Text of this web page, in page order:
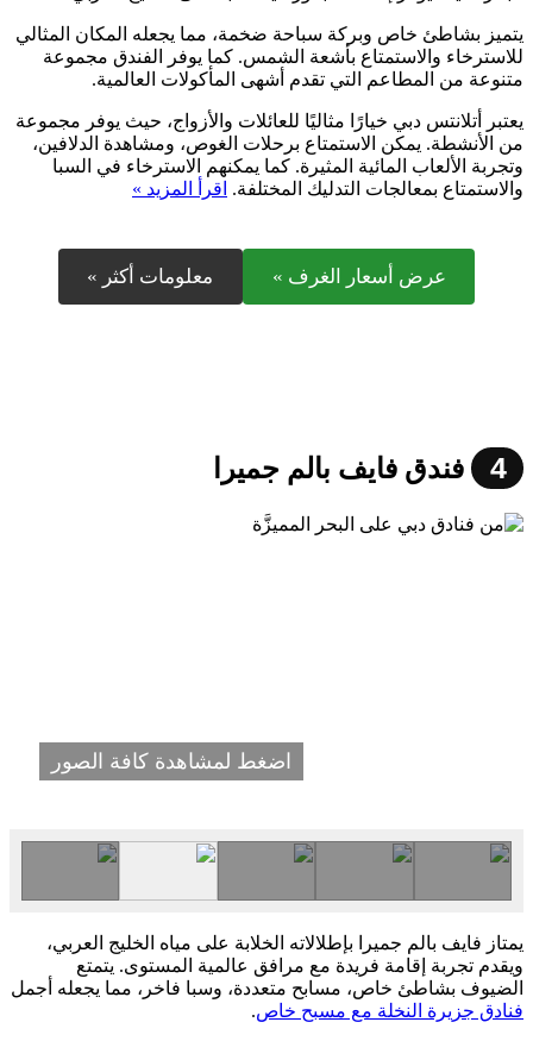
يتميز بشاطئ خاص وبركة سباحة ضخمة، مما يجعله المكان المثالي
للاسترخاء والاستمتاع بأشعة الشمس. كما يوفر الفندق مجموعة
متنوعة من المطاعم التي تقدم أشهى المأكولات العالمية.
يعتبر أتلانتس دبي خيارًا مثاليًا للعائلات والأزواج، حيث يوفر مجموعة
من الأنشطة. يمكن الاستمتاع برحلات الغوص، ومشاهدة الدلافين،
وتجربة الألعاب المائية المثيرة. كما يمكنهم الاسترخاء في السبا
والاستمتاع بمعالجات التدليك المختلفة. اقرأ المزيد »
عرض أسعار الغرف » معلومات أكثر »
4 فندق فايف بالم جميرا
اضغط لمشاهدة كافة الصور
يمتاز فايف بالم جميرا بإطلالاته الخلابة على مياه الخليج العربي،
ويقدم تجربة إقامة فريدة مع مرافق عالمية المستوى. يتمتع
الضيوف بشاطئ خاص، مسابح متعددة، وسبا فاخر، مما يجعله أجمل
فنادق جزيرة النخلة مع مسبح خاص.